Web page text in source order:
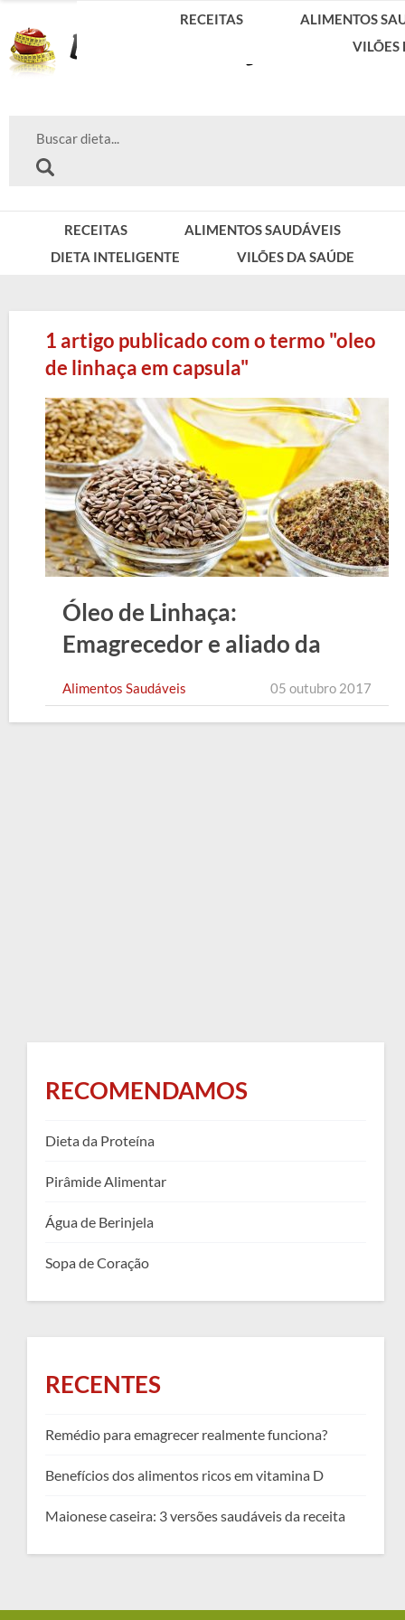
RECEITAS
ALIMENTOS SAUDÁVEIS
DIETA INTELIGENTE
VILÕES DA SAÚDE
RECEITAS
ALIMENTOS
VILÕES
1 artigo publicado com o termo "oleo
de linhaça em capsula"
Óleo de Linhaça:
Emagrecedor e aliado da
Alimentos Saudáveis 05 outubro 2017
RECOMENDAMOS
Dieta da Proteína
Pirâmide Alimentar
Água de Berinjela
Sopa de Coração
RECENTES
Remédio para emagrecer realmente funciona?
Benefícios dos alimentos ricos em vitamina D
Maionese caseira: 3 versões saudáveis da receita